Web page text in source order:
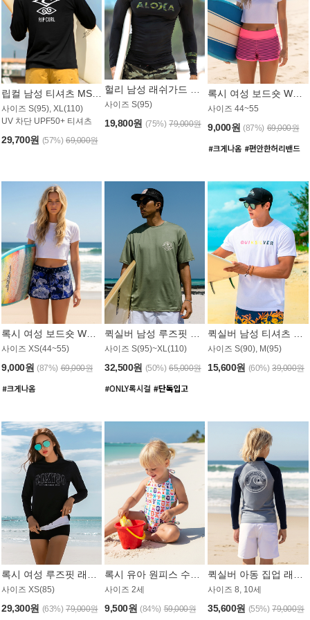
사이즈 S(95), XL(110)
UV 차단 UPF50+ 티셔츠
29,700원 (57%) 69,000원
사이즈 S(95)
19,800원 (75%) 79,000원
사이즈 44~55
9,000원 (87%) 69,000원
사이즈 XS(44~55)
9,000원 (87%) 69,000원
사이즈 S(95)~XL(110)
32,500원 (50%) 65,000원
사이즈 S(90), M(95)
15,600원 (60%) 39,000원
사이즈 XS(85)
29,300원 (63%) 79,000원
사이즈 2세
9,500원 (84%) 59,000원
사이즈 8, 10세
35,600원 (55%) 79,000원